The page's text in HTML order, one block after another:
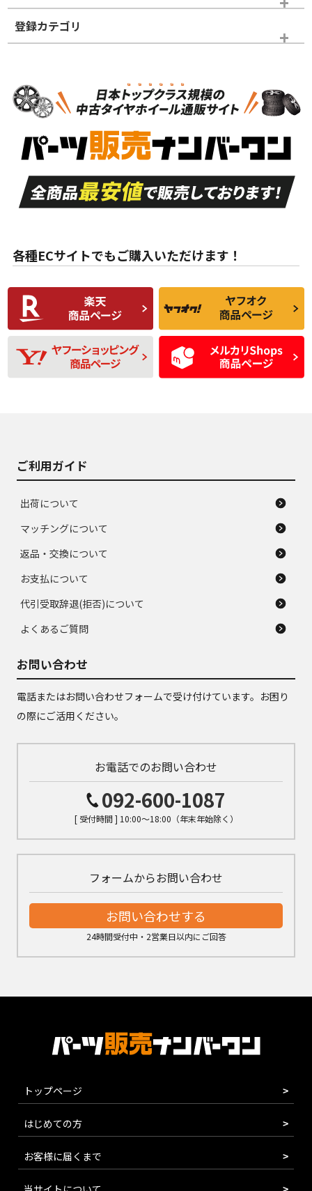
ホイールランク
S
品）
S
新車外し品（新古
付き
A
走行距離も少なく、
目立つ傷もほとんど
ない中古品
A
走行距離も少なく、
非常に状態の良い中
古品
な中古品
んどない中古品
C
比較的きれいな中古
品
C
られるが、使用に問
題のない中古品
D
使用感や目立つ傷が
あり、一般的な中古
品
D
残り溝も少なく、偏
磨耗がみられ、短期
間使用できるくらい
の中古品
登録カテゴリ
タイヤホイールセット
各種ECサイトでもご購入いただけます！
ご利用ガイド
出荷について
マッチングについて
返品・交換について
お支払について
代引受取辞退(拒否)について
よくあるご質問
お問い合わせ
電話またはお問い合わせフォームで受け付けています。お困り
の際にご活用ください。
お電話でのお問い合わせ
092-600-1087
[ 受付時間 ] 10:00～18:00（年末年始除く）
フォームからお問い合わせ
お問い合わせする
24時間受付中・2営業日以内にご回答
トップページ
はじめての方
お客様に届くまで